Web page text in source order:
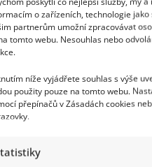
o zařízeních, technologie
partnerům umožní zpracovávat
tomto webu. Nesouhlas nebo
níže vyjádřete souhlas s výše
použity pouze na tomto webu.
přepínačů v Zásadách cookies
EU, setkal s
neukázal hned v
sociálních sítíchvyužil
Orbánem už stydí.